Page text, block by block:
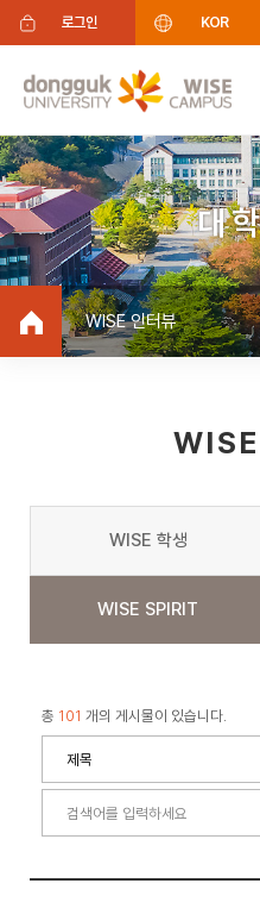
주메
푸터
로그인 KOR
대
WISE 인터뷰
WISE 학생
WISE SPIRIT
총 101 개의 게시물이 있습니다.